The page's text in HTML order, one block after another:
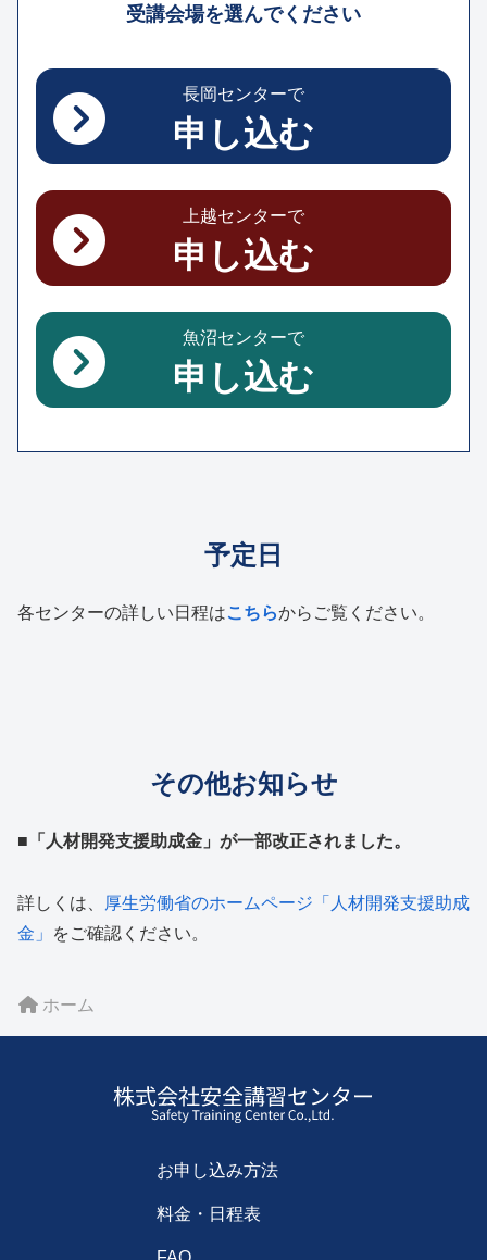
受講会場を選んでください
長岡センターで
申し込む
上越センターで
申し込む
魚沼センターで
申し込む
予定日
各センターの詳しい日程はこちらからご覧ください。
その他お知らせ
■「人材開発支援助成金」が一部改正されました。
詳しくは、
厚生労働省のホームページ「人材開発支援助成
金」
をご確認ください。
ホーム
お申し込み方法
料金・日程表